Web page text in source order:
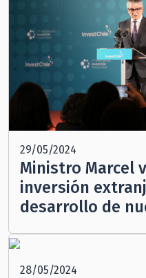
29/05/2024
Ministro Marcel
inversión
desarrollo de
28/05/2024